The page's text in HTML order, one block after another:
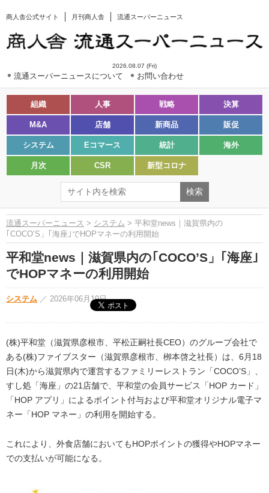
商人舎公式サイト 月刊商人舎 流通スーパーニュース
2026.08.07 (Fri)
流通スーパーニュースについて お問い合わせ
組織 人事 戦略 決算
M&A 店舗 新商品 販促
システム Eコマース 統計 海外
月次 CSR 新型コロナ
流通スーパーニュース > システム > 平和堂news｜滋賀県内の
｢COCO’S」｢海座｣でHOPマネーの利用開始
平和堂news｜滋賀県内の｢COCO’S」｢海座｣
でHOPマネーの利用開始
システム ／ 2026年06月19日
(株)平和堂（滋賀県彦根市、平松正嗣社長CEO）のグループ会社で
ある(株)ファイブスター（滋賀県彦根市、栁本啓之社⾧）は、6月18
日(木)から滋賀県内で運営するファミリーレストラン「COCO’S」、
すし処「海座」の21店舗で、平和堂の会員サービス「HOP カード」
「HOP アプリ」によるポイント付与および平和堂オリジナル電子マ
ネー「HOP マネー」の利用を開始する。
これにより、外食店舗においてもHOPポイントの獲得やHOPマネー
での支払いが可能になる。